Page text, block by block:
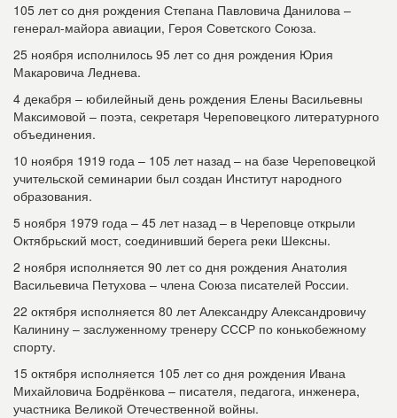
105 лет со дня рождения Степана Павловича Данилова –
генерал-майора авиации, Героя Советского Союза.
25 ноября исполнилось 95 лет со дня рождения Юрия
Макаровича Леднева.
4 декабря – юбилейный день рождения Елены Васильевны
Максимовой – поэта, секретаря Череповецкого литературного
объединения.
10 ноября 1919 года – 105 лет назад – на базе Череповецкой
учительской семинарии был создан Институт народного
образования.
5 ноября 1979 года – 45 лет назад – в Череповце открыли
Октябрьский мост, соединивший берега реки Шексны.
2 ноября исполняется 90 лет со дня рождения Анатолия
Васильевича Петухова – члена Союза писателей России.
22 октября исполняется 80 лет Александру Александровичу
Калинину – заслуженному тренеру СССР по конькобежному
спорту.
15 октября исполняется 105 лет со дня рождения Ивана
Михайловича Бодрёнкова – писателя, педагога, инженера,
участника Великой Отечественной войны.